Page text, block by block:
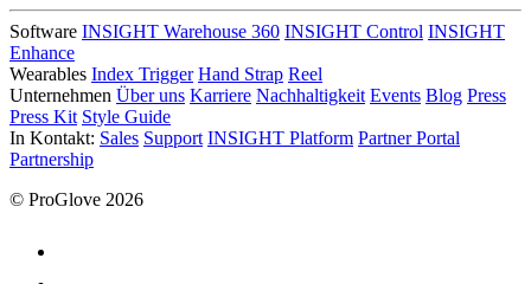
Software INSIGHT Warehouse 360 INSIGHT Control INSIGHT
Enhance
Wearables Index Trigger Hand Strap Reel
Unternehmen Über uns Karriere Nachhaltigkeit Events Blog Press
Press Kit Style Guide
In Kontakt: Sales Support INSIGHT Platform Partner Portal
Partnership
© ProGlove 2026